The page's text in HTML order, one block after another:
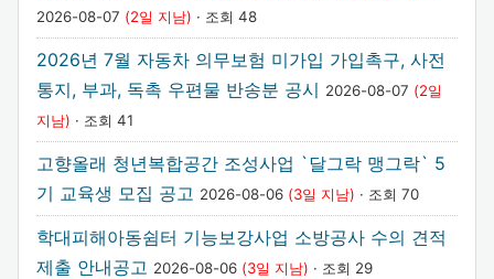
2026-08-07 (2일 지남) · 조회 48
2026년 7월 자동차 의무보험 미가입 가입촉구, 사전
통지, 부과, 독촉 우편물 반송분 공시 2026-08-07 (2일
지남) · 조회 41
고향올래 청년복합공간 조성사업 `달그락 맹그락` 5
기 교육생 모집 공고 2026-08-06 (3일 지남) · 조회 70
학대피해아동쉼터 기능보강사업 소방공사 수의 견적
제출 안내공고 2026-08-06 (3일 지남) · 조회 29